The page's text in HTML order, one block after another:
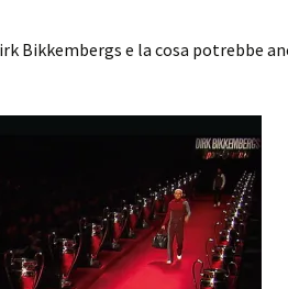
Bikkembergs e la cosa potrebbe